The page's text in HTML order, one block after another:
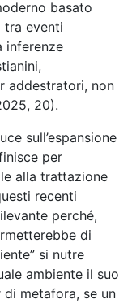
basato
tra eventi
inferenze
addestratori, non
20).
sull’espansione
per
alla trattazione
recenti
perché,
di
si nutre
ambiente il suo
metafora, se un